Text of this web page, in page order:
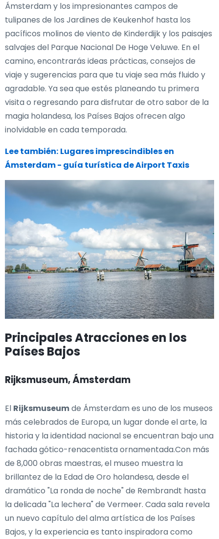
Ámsterdam y los impresionantes campos de
tulipanes de los Jardines de Keukenhof hasta los
pacíficos molinos de viento de Kinderdijk y los paisajes
salvajes del Parque Nacional De Hoge Veluwe. En el
camino, encontrarás ideas prácticas, consejos de
viaje y sugerencias para que tu viaje sea más fluido y
agradable. Ya sea que estés planeando tu primera
visita o regresando para disfrutar de otro sabor de la
magia holandesa, los Países Bajos ofrecen algo
inolvidable en cada temporada.
Lee también: Lugares imprescindibles en
Ámsterdam - guía turística de Airport Taxis
Principales Atracciones en los
Países Bajos
Rijksmuseum, Ámsterdam
El Rijksmuseumde Ámsterdam es uno de los museos
más celebrados de Europa, un lugar donde el arte, la
historia y la identidad nacional se encuentran bajo una
fachada gótico-renacentista ornamentada.Con más
de 8,000 obras maestras, el museo muestra la
brillantez de la Edad de Oro holandesa, desde el
dramático "La ronda de noche" de Rembrandt hasta
la delicada "La lechera" de Vermeer. Cada sala revela
un nuevo capítulo del alma artística de los Países
Bajos, y la experiencia es tanto inspiradora como